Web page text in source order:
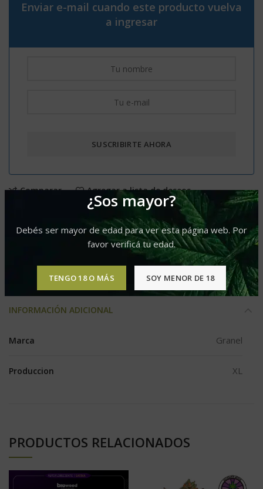
¿Sos mayor?
Debés ser mayor de edad para ver esta página web. Por
favor verificá tu edad.
TENGO 18 O MÁS SOY MENOR DE 18
Enviar e-mail cuando este producto vuelva
a ingresar
Comparar Agregar a lista de deseos
Produccion XL
INFORMACIÓN ADICIONAL
Marca Granel
Produccion XL
PRODUCTOS RELACIONADOS